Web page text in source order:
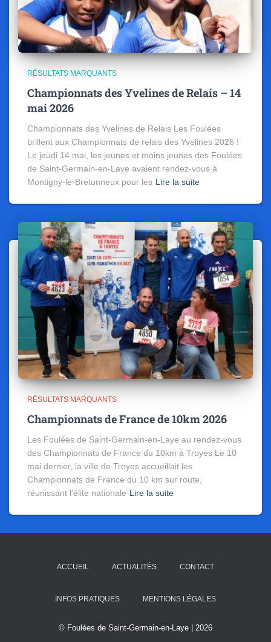
RÉSULTATS MARQUANTS
Championnats des Yvelines de Relais – 14
mai 2026
Championnats des Yvelines de Relais Les Foulées
brillent aux Championnats de relais des Yvelines 2026 !
Le jeudi 14 mai, les jeunes et moins jeunes des Foulées
de Saint-Germain-en-Laye avaient rendez-vous à
Montigny-le-Bretonneux pour les Lire la suite
RÉSULTATS MARQUANTS
Championnats de France de 10km 2026
Les Foulées de Saint-Germain-en-Laye au rendez-vous
des Championnats de France du 10km à Troyes Le 10
mai dernier, la ville de Troyes accueillait les
Championnats de France du 10 km sur route,
réunissant l’élite nationale Lire la suite
ACCUEIL ACTUALITÉS CONTACT
INFOS PRATIQUES MENTIONS LÉGALES